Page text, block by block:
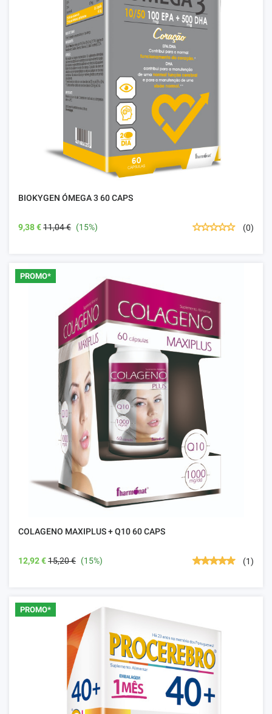
BIOKYGEN ÓMEGA 3 60 CAPS
9,38 €11,04 € (15%) (0)
PROMO*
COLAGENO MAXIPLUS + Q10 60 CAPS
12,92 €15,20 € (15%) (1)
PROMO*